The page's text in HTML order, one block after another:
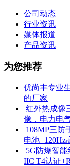
公司动态
行业资讯
媒体报道
产品资讯
为您推荐
优尚丰专业
的厂家
红外热成像
像，电力电
108MP三
电池+120Hz
5G防爆智
IIC T4认证